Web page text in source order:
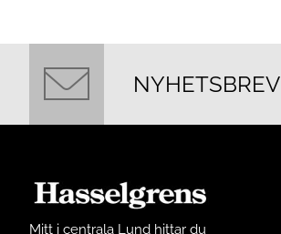
NYHETSBREV
Mitt i centrala Lund hittar du